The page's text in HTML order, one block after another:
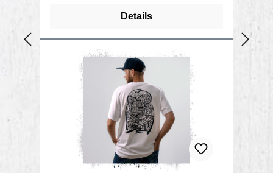
ringgesponnene Bio-Baumwolle,
Details
RABATT